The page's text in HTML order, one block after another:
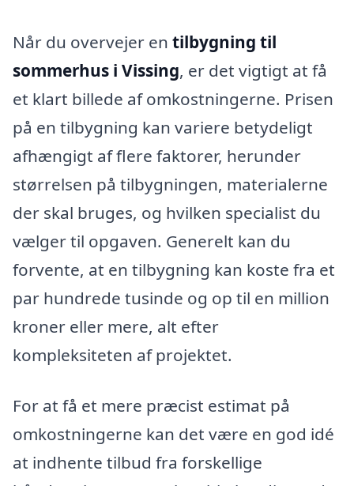
Når du overvejer en tilbygning til
sommerhus i Vissing, er det vigtigt at få
et klart billede af omkostningerne. Prisen
på en tilbygning kan variere betydeligt
afhængigt af flere faktorer, herunder
størrelsen på tilbygningen, materialerne
der skal bruges, og hvilken specialist du
vælger til opgaven. Generelt kan du
forvente, at en tilbygning kan koste fra et
par hundrede tusinde og op til en million
kroner eller mere, alt efter
kompleksiteten af projektet.
For at få et mere præcist estimat på
omkostningerne kan det være en god idé
at indhente tilbud fra forskellige